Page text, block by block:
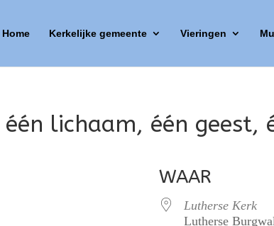
Home Kerkelijke gemeente Vieringen
één lichaam, één geest,
WAAR
Lutherse Kerk
Lutherse